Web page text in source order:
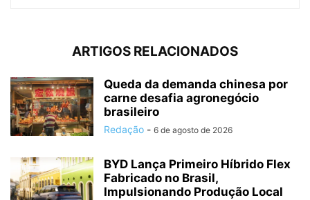
ARTIGOS RELACIONADOS
Queda da demanda chinesa por
carne desafia agronegócio
brasileiro
Redação - 6 de agosto de 2026
BYD Lança Primeiro Híbrido Flex
Fabricado no Brasil,
Impulsionando Produção Local